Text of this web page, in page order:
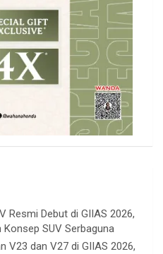
Resmi Debut di GIIAS 2026,
Konsep SUV Serbaguna
V23 dan V27 di GIIAS 2026,